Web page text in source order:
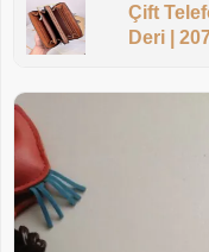
Çift
Deri |